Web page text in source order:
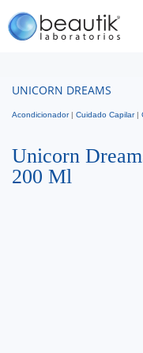
UNICORN DREAMS
Acondicionador| Cuidado Capilar|
Unicorn
200 Ml